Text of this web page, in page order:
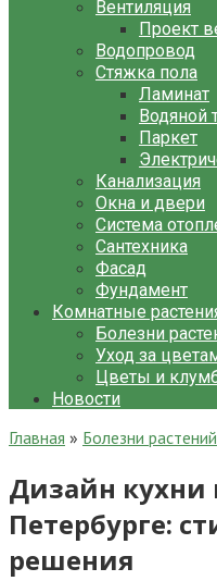
Вентиляция
Проект
Водопровод
Стяжка пола
Ламинат
Водяной
Паркет
Канализация
Окна и двери
Система
Сантехника
Фасад
Фундамент
Комнатные
Болезни
Уход за
Цветы и
Новости
Главная » Болезни растений
Дизайн кухни
Петербурге:
решения